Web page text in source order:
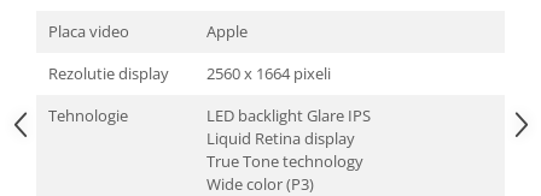
Placa video
Apple
Rezolutie display
2560 x 1664 pixeli
Tehnologie
LED backlight Glare IPS
Liquid Retina display
True Tone technology
Wide color (P3)